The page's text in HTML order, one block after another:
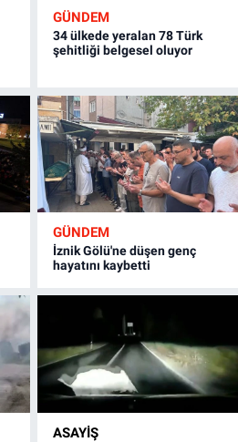
GÜNDEM
34 ülkede yeralan 78 Türk
şehitliği belgesel oluyor
GÜNDEM
İznik Gölü'ne düşen genç
hayatını kaybetti
ASAYİŞ